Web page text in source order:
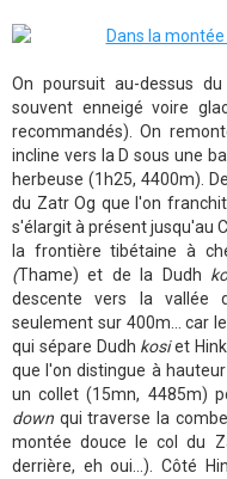
On poursuit au-dessus du
souvent enneigé voire
recommandés). On
incline vers la D sous une
herbeuse (1h25, 4400m).
du Zatr Og que l'on
s'élargit à présent jusqu'au
la frontière tibétaine à
(Thame) et de la Dudh
descente vers la vallée
seulement sur 400m... car
qui sépare Dudh kosiet
que l'on distingue à
un collet (15mn, 4485m)
down qui traverse la
montée douce le col du
derrière, eh oui...). Côté